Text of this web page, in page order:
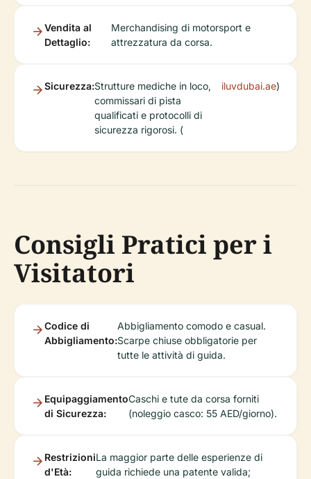
Vendita al
Dettaglio:
Merchandising di motorsport e
attrezzatura da corsa.
Sicurezza:Strutture mediche in loco,
commissari di pista
qualificati e protocolli di
sicurezza rigorosi. (
iluvdubai.ae)
Consigli Pratici per i
Visitatori
Codice di
Abbigliamento:
Abbigliamento comodo e casual.
Scarpe chiuse obbligatorie per
tutte le attività di guida.
Equipaggiamento
di Sicurezza:
Caschi e tute da corsa forniti
(noleggio casco: 55 AED/giorno).
Restrizioni
d'Età:
La maggior parte delle esperienze di
guida richiede una patente valida;